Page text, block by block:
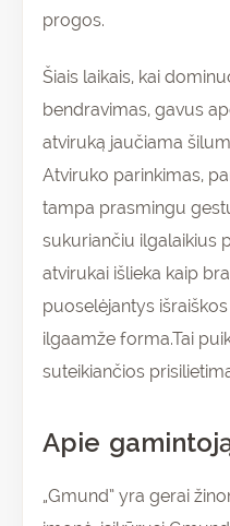
progos.
Šiais laikais, kai
bendravimas, gavus
atviruką jaučiama
Atviruko parinkimas,
tampa prasmingu
sukuriančiu ilgalaikius
atvirukai išlieka kaip
puoselėjantys
ilgaamže forma.Tai
suteikiančios
Apie
„Gmund” yra gerai